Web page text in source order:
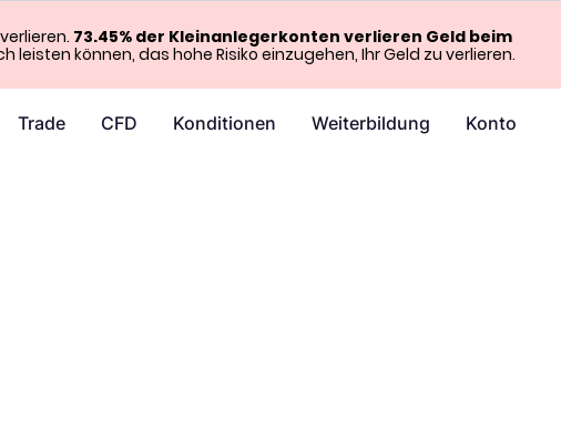
Trade CFD Konditionen Weiterbildung Konto
73.45% der Kleinanlegerkonten verlieren Geld beim
leisten können, das hohe Risiko einzugehen, Ihr Geld zu verlieren.